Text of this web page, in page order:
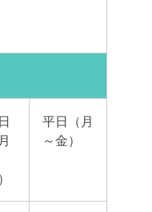
平日（月
～金）